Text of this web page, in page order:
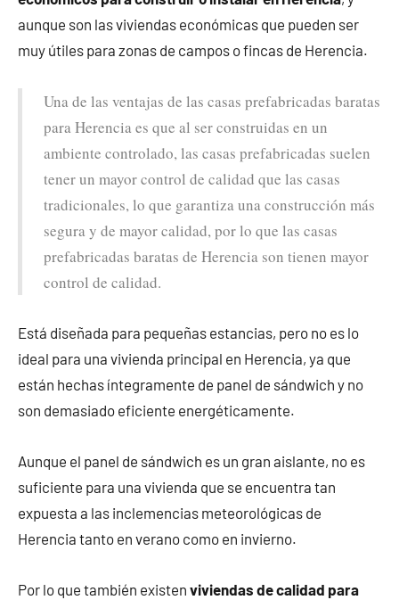
aunque son las viviendas económicas que pueden ser
muy útiles para zonas de campos o fincas de Herencia.
Una de las ventajas de las casas prefabricadas baratas
para Herencia es que al ser construidas en un
ambiente controlado, las casas prefabricadas suelen
tener un mayor control de calidad que las casas
tradicionales, lo que garantiza una construcción más
segura y de mayor calidad, por lo que las casas
prefabricadas baratas de Herencia son tienen mayor
control de calidad.
Está diseñada para pequeñas estancias, pero no es lo
ideal para una vivienda principal en Herencia, ya que
están hechas íntegramente de panel de sándwich y no
son demasiado eficiente energéticamente.
Aunque el panel de sándwich es un gran aislante, no es
suficiente para una vivienda que se encuentra tan
expuesta a las inclemencias meteorológicas de
Herencia tanto en verano como en invierno.
Por lo que también existen viviendas de calidad para